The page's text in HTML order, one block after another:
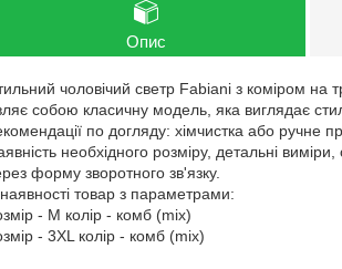
Опис
чоловічий светр Fabiani з коміром на
собою класичну модель, яка виглядає
по догляду: хімчистка або ручне
необхідного розміру, детальні
форму зворотного зв'язку.
товар з параметрами:
- M колір - комб (mix)
- 3XL колір - комб (mix)